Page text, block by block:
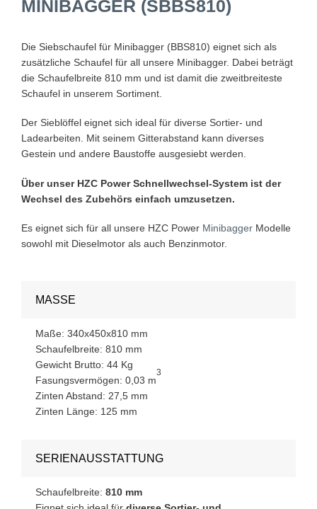
MINIBAGGER (SBBS810)
Die Siebschaufel für Minibagger (BBS810) eignet sich als
zusätzliche Schaufel für all unsere Minibagger. Dabei beträgt
die Schaufelbreite 810 mm und ist damit die zweitbreiteste
Schaufel in unserem Sortiment.
Der Sieblöffel eignet sich ideal für diverse Sortier- und
Ladearbeiten. Mit seinem Gitterabstand kann diverses
Gestein und andere Baustoffe ausgesiebt werden.
Über unser HZC Power Schnellwechsel-System ist der
Wechsel des Zubehörs einfach umzusetzen.
Es eignet sich für all unsere HZC Power MinibaggerModelle
sowohl mit Dieselmotor als auch Benzinmotor.
MASSE
Maße: 340x450x810 mm
Schaufelbreite: 810 mm
Gewicht Brutto: 44 Kg
Fasungsvermögen: 0,03 m
3
Zinten Abstand: 27,5 mm
Zinten Länge: 125 mm
SERIENAUSSTATTUNG
Schaufelbreite: 810 mm